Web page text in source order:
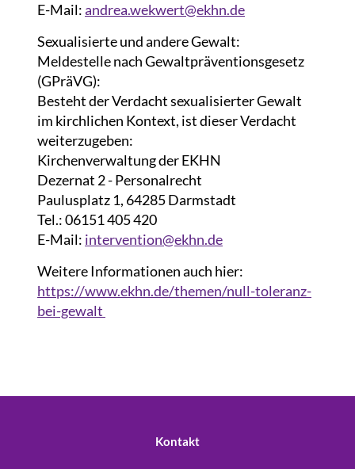
E-Mail:andrea.wekwert@ekhn.de
Sexualisierte und andere Gewalt:
Meldestelle nach Gewaltpräventionsgesetz
(GPräVG):
Besteht der Verdacht sexualisierter Gewalt
im kirchlichen Kontext, ist dieser Verdacht
weiterzugeben:
Kirchenverwaltung der EKHN
Dezernat 2 - Personalrecht
Paulusplatz 1, 64285 Darmstadt
Tel.: 06151 405 420
E-Mail: intervention@ekhn.de
Weitere Informationen auch hier:
https://www.ekhn.de/themen/null-toleranz-
bei-gewalt
Kontakt